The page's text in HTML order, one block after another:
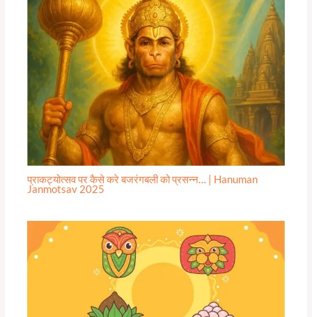
प्राकट्योत्सव पर कैसे करे बजरंगबली को प्रसन्न… | Hanuman
Janmotsav 2025